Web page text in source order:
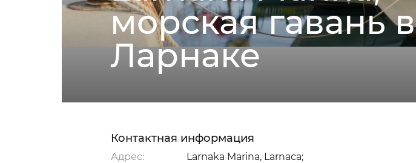
морская гавань в
Ларнаке
Контактная информация
Адрес: Larnaka Marina, Larnaca;